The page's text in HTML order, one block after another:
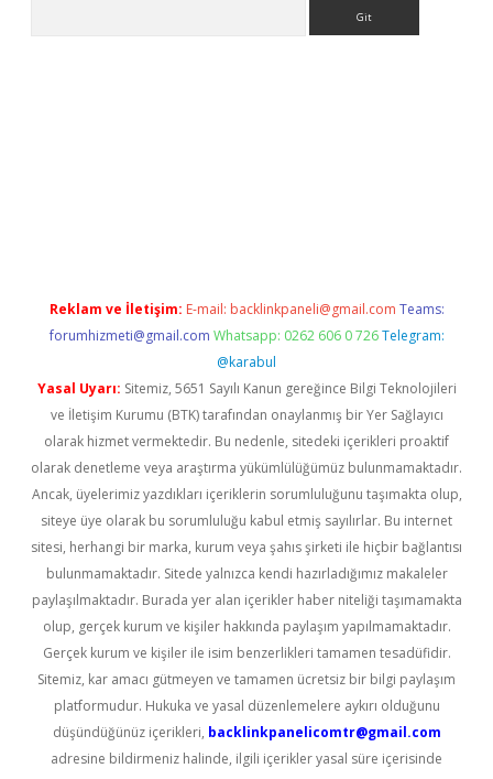
Reklam ve İletişim: E-mail: backlinkpaneli@gmail.com Teams:
forumhizmeti@gmail.com Whatsapp: 0262 606 0 726 Telegram:
@karabul
Yasal Uyarı: Sitemiz, 5651 Sayılı Kanun gereğince Bilgi Teknolojileri
ve İletişim Kurumu (BTK) tarafından onaylanmış bir Yer Sağlayıcı
olarak hizmet vermektedir. Bu nedenle, sitedeki içerikleri proaktif
olarak denetleme veya araştırma yükümlülüğümüz bulunmamaktadır.
Ancak, üyelerimiz yazdıkları içeriklerin sorumluluğunu taşımakta olup,
siteye üye olarak bu sorumluluğu kabul etmiş sayılırlar. Bu internet
sitesi, herhangi bir marka, kurum veya şahıs şirketi ile hiçbir bağlantısı
bulunmamaktadır. Sitede yalnızca kendi hazırladığımız makaleler
paylaşılmaktadır. Burada yer alan içerikler haber niteliği taşımamakta
olup, gerçek kurum ve kişiler hakkında paylaşım yapılmamaktadır.
Gerçek kurum ve kişiler ile isim benzerlikleri tamamen tesadüfidir.
Sitemiz, kar amacı gütmeyen ve tamamen ücretsiz bir bilgi paylaşım
platformudur. Hukuka ve yasal düzenlemelere aykırı olduğunu
düşündüğünüz içerikleri, backlinkpanelicomtr@gmail.com
adresine bildirmeniz halinde, ilgili içerikler yasal süre içerisinde